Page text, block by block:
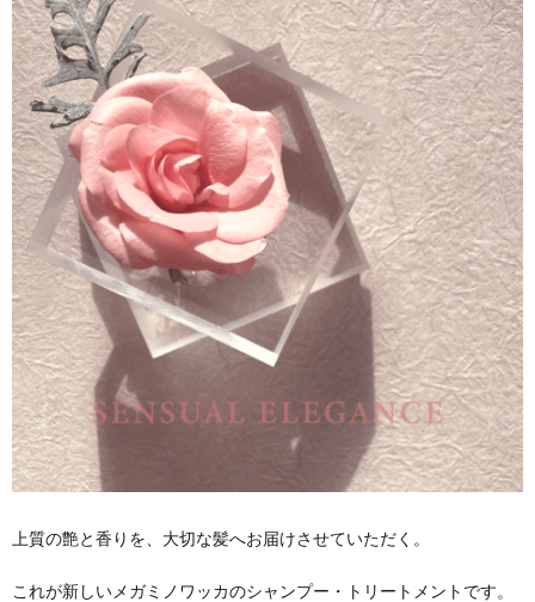
上質の艶と香りを、大切な髪へお届けさせていただく。
これが新しいメガミノワッカのシャンプー・トリートメントです。